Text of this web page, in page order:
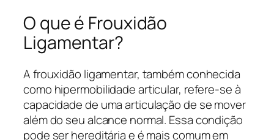
O que é Frouxidão
Ligamentar?
A frouxidão ligamentar, também conhecida
como hipermobilidade articular, refere-se à
capacidade de uma articulação de se mover
além do seu alcance normal. Essa condição
pode ser hereditária e é mais comum em